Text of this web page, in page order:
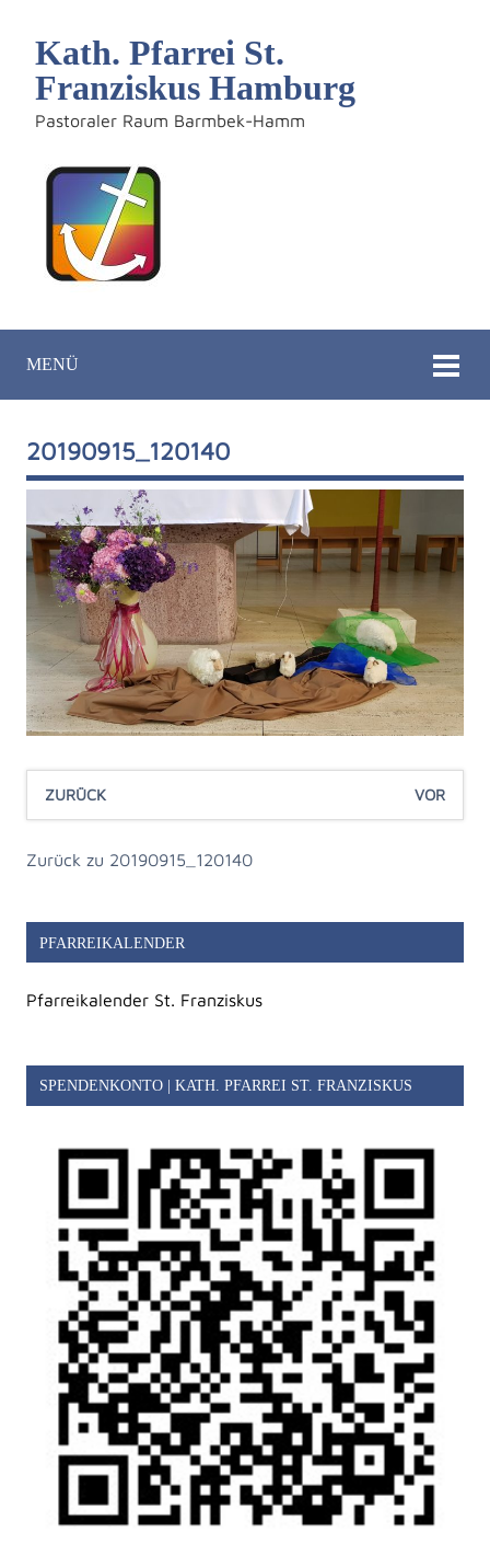
Kath. Pfarrei St.
Franziskus Hamburg
Pastoraler Raum Barmbek-Hamm
MENÜ
20190915_120140
ZURÜCK VOR
Zurück zu 20190915_120140
PFARREIKALENDER
Pfarreikalender St. Franziskus
SPENDENKONTO | KATH. PFARREI ST. FRANZISKUS